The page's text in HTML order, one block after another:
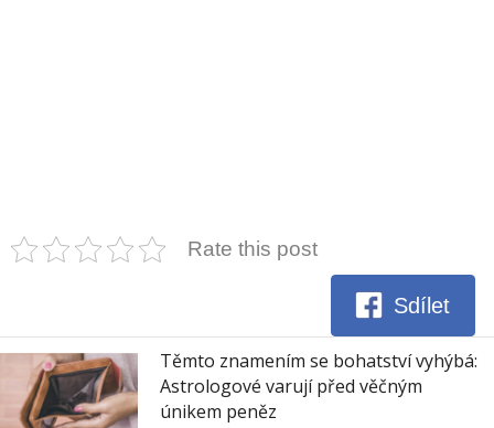
Rate this post
Sdílet
Těmto znamením se bohatství vyhýbá:
Astrologové varují před věčným
únikem peněz